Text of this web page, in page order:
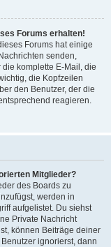
Forums erhalten!
Forums hat einige
senden,
komplette E-Mail, die
die Kopfzeilen
den Benutzer, der die
reagieren.
Mitglieder?
des Boards zu
werden in
aufgelistet. Du siehst
Private Nachricht
können Beiträge deiner
ignorierst, dann